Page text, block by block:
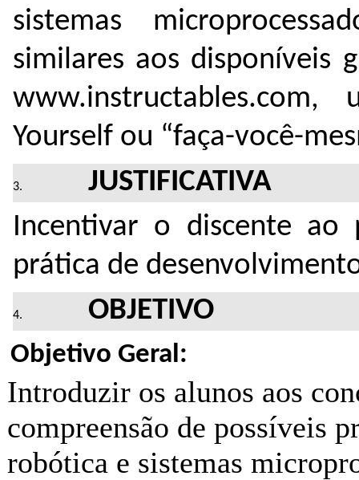
sistemas
similares aos disponíveis
Yourself ou “faça-você-
JUSTIFICATIVA
Incentivar o discente ao
prática de
OBJETIVO
Objetivo Geral:
Introduzir os alunos aos
compreensão de possíveis
robótica e sistemas